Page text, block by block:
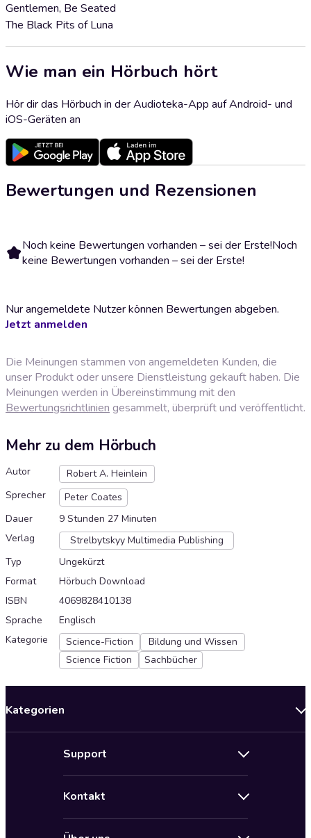
Gentlemen, Be Seated
The Black Pits of Luna
Wie man ein Hörbuch hört
Hör dir das Hörbuch in der Audioteka-App auf Android- und
iOS-Geräten an
Bewertungen und Rezensionen
Noch keine Bewertungen vorhanden – sei der Erste!Noch
keine Bewertungen vorhanden – sei der Erste!
Nur angemeldete Nutzer können Bewertungen abgeben.
Jetzt anmelden
Die Meinungen stammen von angemeldeten Kunden, die
unser Produkt oder unsere Dienstleistung gekauft haben. Die
Meinungen werden in Übereinstimmung mit den
Bewertungsrichtlinien gesammelt, überprüft und veröffentlicht.
Mehr zu dem Hörbuch
Autor
Robert A. Heinlein
Sprecher
Peter Coates
Dauer
9 Stunden 27 Minuten
Verlag
Strelbytskyy Multimedia Publishing
Typ
Ungekürzt
Format
Hörbuch Download
ISBN
4069828410138
Sprache
Englisch
Kategorie
Science-Fiction
Bildung und Wissen
Science Fiction
Sachbücher
Kategorien
Support
AGB für Audioteka Abo
Kontakt